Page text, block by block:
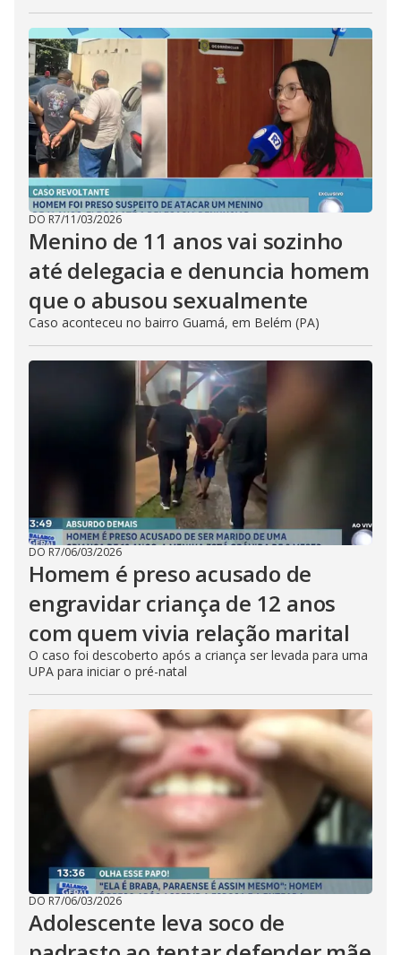
DO R7/11/03/2026
Menino de 11 anos vai sozinho
até delegacia e denuncia homem
que o abusou sexualmente
Caso aconteceu no bairro Guamá, em Belém (PA)
DO R7/06/03/2026
Homem é preso acusado de
engravidar criança de 12 anos
com quem vivia relação marital
O caso foi descoberto após a criança ser levada para uma
UPA para iniciar o pré-natal
DO R7/06/03/2026
Adolescente leva soco de